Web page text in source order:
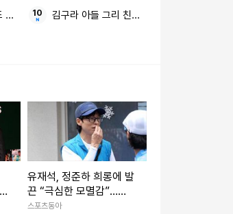
새 도전 김구라 아들 그리 친엄마
유재석, 정준하 희롱에 발
끈 “극심한 모멸감”…소
송 선언 (놀뭐)
스포츠동아